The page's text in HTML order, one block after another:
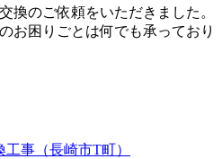
換のご依頼をいただきました。
お困りごとは何でも承っており
事（長崎市T町）